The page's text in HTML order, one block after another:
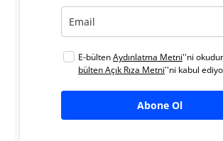
E-bültenAydınlatma Metni''ni
bülten Açık Rıza Metni''ni kabul
Abone Ol